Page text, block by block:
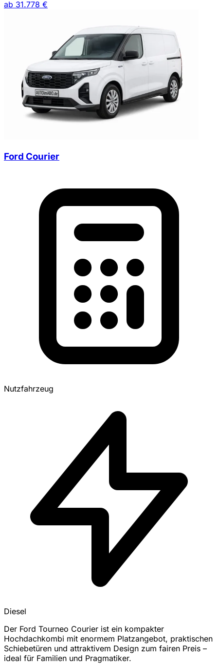
ab 31.778 €
Ford Courier
Nutzfahrzeug
Diesel
Der Ford Tourneo Courier ist ein kompakter
Hochdachkombi mit enormem Platzangebot, praktischen
Schiebetüren und attraktivem Design zum fairen Preis –
ideal für Familien und Pragmatiker.